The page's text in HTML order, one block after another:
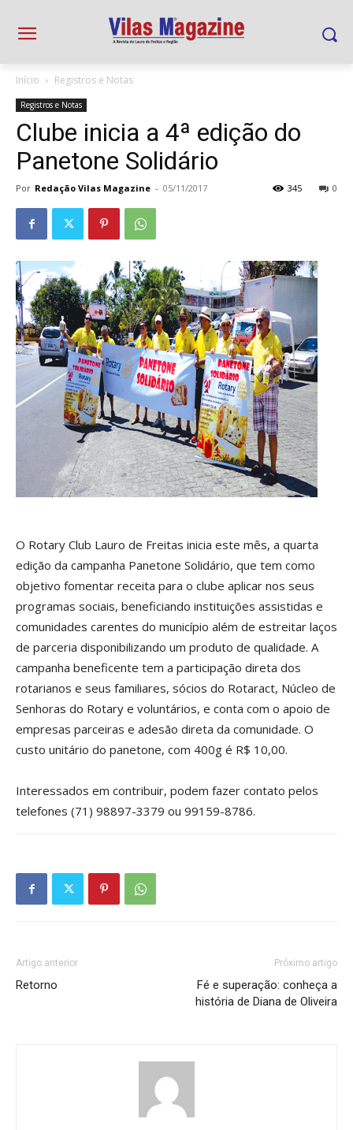
Início Registros e Notas
Registros e Notas
Clube inicia a 4ª edição do
Panetone Solidário
Por Redação Vilas Magazine - 05/11/2017 0
345
O Rotary Club Lauro de Freitas inicia este mês, a quarta
edição da campanha Panetone Solidário, que tem como
objetivo fomentar receita para o clube aplicar nos seus
programas sociais, beneficiando instituições assistidas e
comunidades carentes do município além de estreitar laços
de parceria disponibilizando um produto de qualidade. A
campanha beneficente tem a participação direta dos
rotarianos e seus familiares, sócios do Rotaract, Núcleo de
Senhoras do Rotary e voluntários, e conta com o apoio de
empresas parceiras e adesão direta da comunidade. O
custo unitário do panetone, com 400g é R$ 10,00.
Interessados em contribuir, podem fazer contato pelos
telefones (71) 98897-3379 ou 99159-8786.
Artigo anterior
Retorno
Próximo artigo
Fé e superação: conheça a
história de Diana de Oliveira